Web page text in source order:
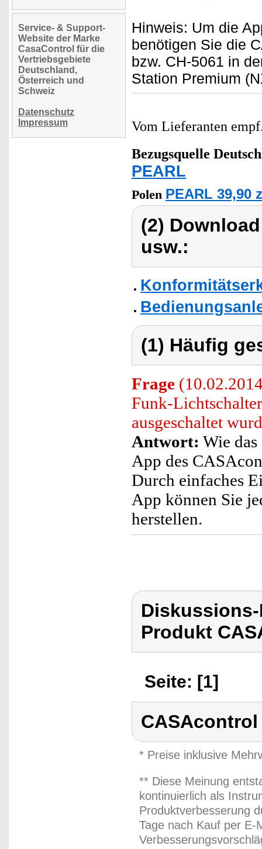
Service- & Support-
Website der Marke
CasaControl für die
Vertriebsgebiete
Deutschland,
Österreich und
Schweiz
Datenschutz
Impressum
Hinweis: Um die
benötigen Sie die
bzw. CH-5061 in
Station Premium
Vom Lieferanten
Bezugsquelle
PEARL
Polen PEARL 39,90
(2)
usw.:
(1) Häufig
Frage
Funk-
ausgeschaltet
Antwort: Wie
App des
Durch einfaches
App können Sie
herstellen.
Produkt
Seite: [1]
CASAcontrol
* Preise inklusive
** Diese Meinung
kontinuierlich als
Produktverbesserung
Tage nach Kauf per E-